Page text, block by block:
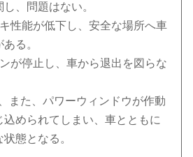
、問題はない。
性能が低下し、安全な場所へ車
る。
が停止し、車から退出を図らな
また、パワーウィンドウが作動
められてしまい、車とともに
態となる。